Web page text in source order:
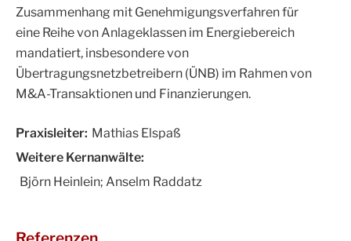
Zusammenhang mit Genehmigungsverfahren für
eine Reihe von Anlageklassen im Energiebereich
mandatiert, insbesondere von
Übertragungsnetzbetreibern (ÜNB) im Rahmen von
M&A-Transaktionen und Finanzierungen.
Praxisleiter: Mathias Elspaß
Weitere Kernanwälte:
Björn Heinlein; Anselm Raddatz